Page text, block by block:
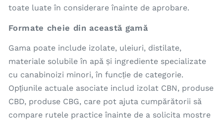
toate luate în considerare înainte de aprobare.
Formate cheie din această gamă
Gama poate include izolate, uleiuri, distilate,
materiale solubile în apă și ingrediente specializate
cu canabinoizi minori, în funcție de categorie.
Opțiunile actuale asociate includ izolat CBN, produse
CBD, produse CBG, care pot ajuta cumpărătorii să
compare rutele practice înainte de a solicita mostre